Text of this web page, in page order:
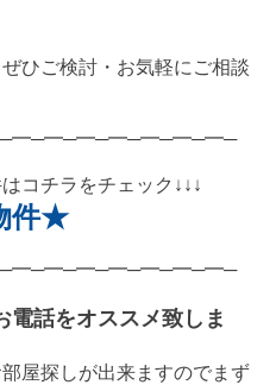
ひご検討・お気軽にご相談
コチラをチェック↓↓↓
件★
話をオススメ致しま
屋探しが出来ますのでまず